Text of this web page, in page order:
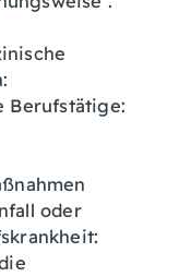
Berufstätige:
oder